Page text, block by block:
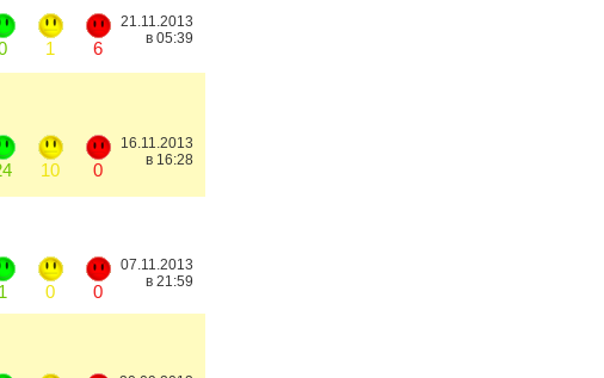
1 6
21.11.2013
в 05:39
10 0
16.11.2013
в 16:28
1
0 0
07.11.2013
в 21:59